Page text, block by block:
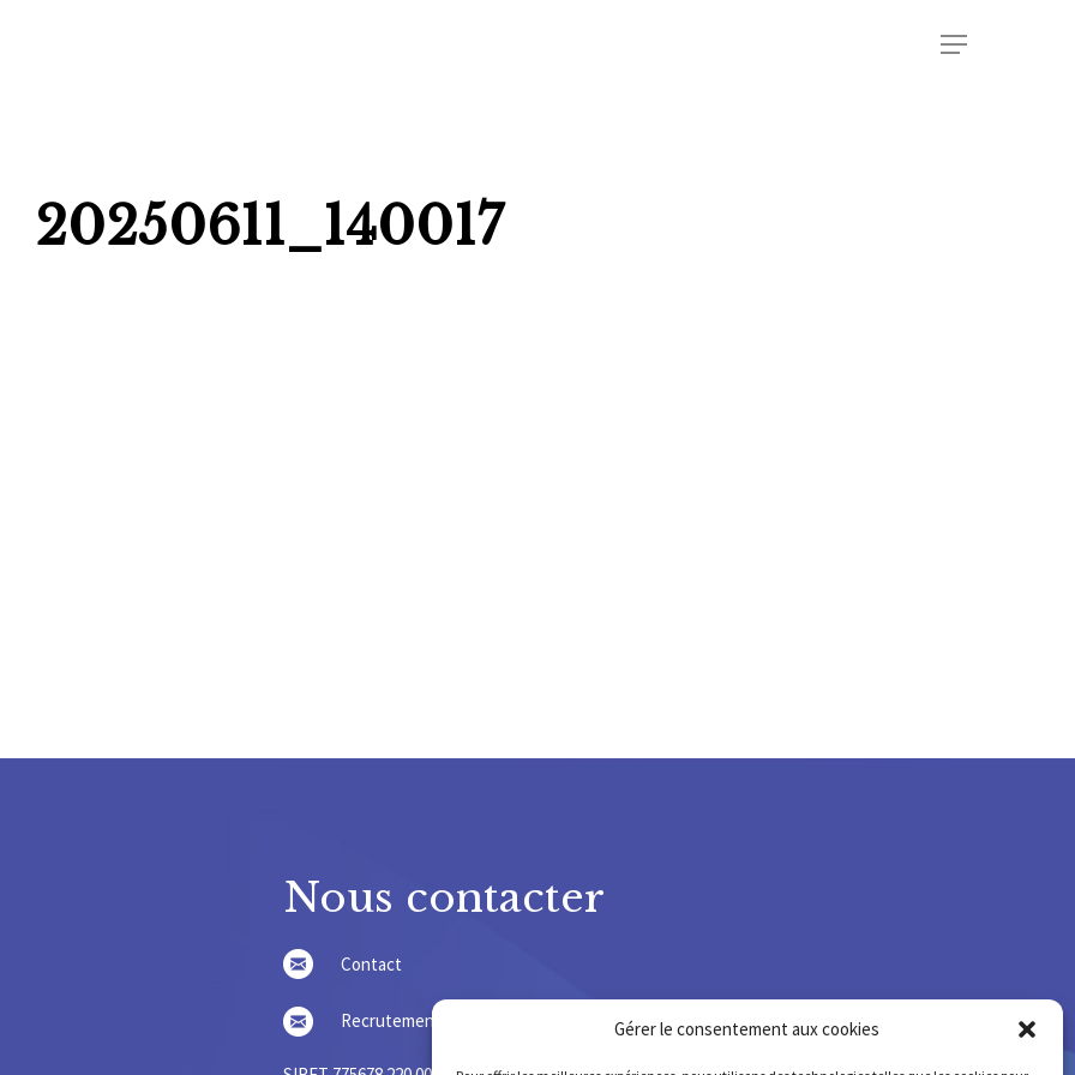
Gérer le consentement aux cookies
Menu
20250611_140017
Nous contacter
Contact
Recrutement